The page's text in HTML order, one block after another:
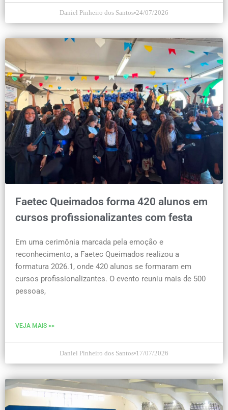
Daniel Pinheiro dos Santos 24/07/2026
Faetec Queimados forma 420 alunos em
cursos profissionalizantes com festa
Em uma cerimônia marcada pela emoção e
reconhecimento, a Faetec Queimados realizou a
formatura 2026.1, onde 420 alunos se formaram em
cursos profissionalizantes. O evento reuniu mais de 500
pessoas,
VEJA MAIS >>
Daniel Pinheiro dos Santos 17/07/2026